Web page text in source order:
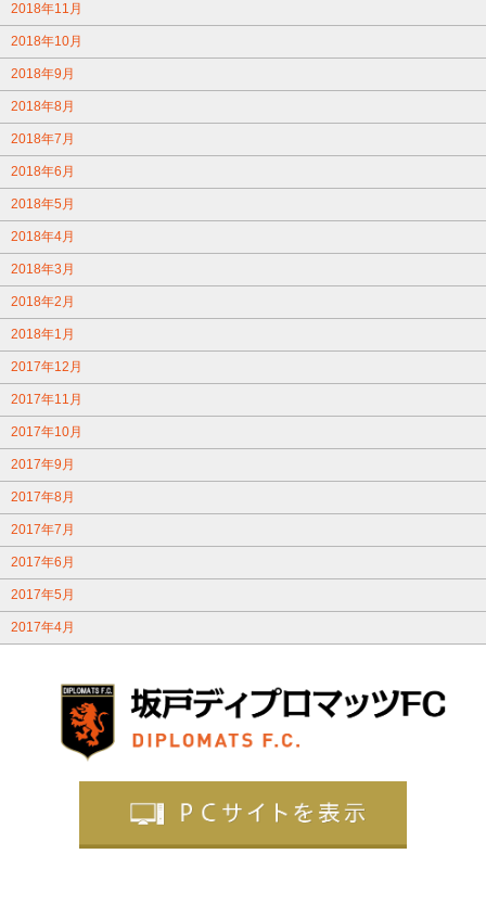
2018年11月
2018年10月
2018年9月
2018年8月
2018年7月
2018年6月
2018年5月
2018年4月
2018年3月
2018年2月
2018年1月
2017年12月
2017年11月
2017年10月
2017年9月
2017年8月
2017年7月
2017年6月
2017年5月
2017年4月